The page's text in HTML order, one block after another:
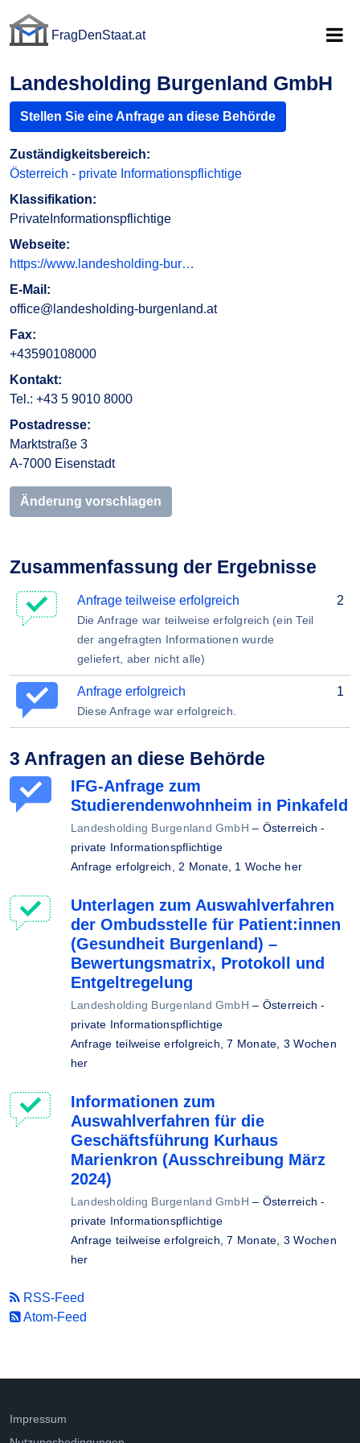
FragDenStaat.at
Landesholding Burgenland GmbH
Stellen Sie eine Anfrage an diese Behörde
Zuständigkeitsbereich:
Österreich - private Informationspflichtige
Klassifikation:
PrivateInformationspflichtige
Webseite:
https://www.landesholding-bur…
E-Mail:
office@landesholding-burgenland.at
Fax:
+43590108000
Kontakt:
Tel.: +43 5 9010 8000
Postadresse:
Marktstraße 3
A-7000 Eisenstadt
Änderung vorschlagen
Zusammenfassung der Ergebnisse
Anfrage teilweise erfolgreich
Die Anfrage war teilweise erfolgreich (ein Teil
der angefragten Informationen wurde
geliefert, aber nicht alle)
2
Anfrage erfolgreich
Diese Anfrage war erfolgreich.
1
3 Anfragen an diese Behörde
IFG-Anfrage zum
Studierendenwohnheim in Pinkafeld
Landesholding Burgenland GmbH – Österreich -
private Informationspflichtige
Anfrage erfolgreich, 2 Monate, 1 Woche her
Unterlagen zum Auswahlverfahren
der Ombudsstelle für Patient:innen
(Gesundheit Burgenland) –
Bewertungsmatrix, Protokoll und
Entgeltregelung
Landesholding Burgenland GmbH – Österreich -
private Informationspflichtige
Anfrage teilweise erfolgreich,7 Monate, 3 Wochen
her
Informationen zum
Auswahlverfahren für die
Geschäftsführung Kurhaus
Marienkron (Ausschreibung März
2024)
Landesholding Burgenland GmbH – Österreich -
private Informationspflichtige
Anfrage teilweise erfolgreich,7 Monate, 3 Wochen
her
RSS-Feed
Atom-Feed
Impressum